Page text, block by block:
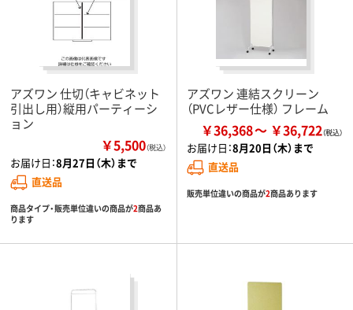
アズワン 仕切（キャビネット
引出し用）縦用パーティーシ
ョン
￥5,500（税込）
お届け日：8月27日（木）まで
直送品
商品タイプ・販売単位違いの商品が2商品あ
ります
アズワン 連結スクリーン
（PVCレザー仕様） フレーム
￥36,368 ￥36,722
お届け日：8月20日（木）まで
直送品
販売単位違いの商品が2商品あります